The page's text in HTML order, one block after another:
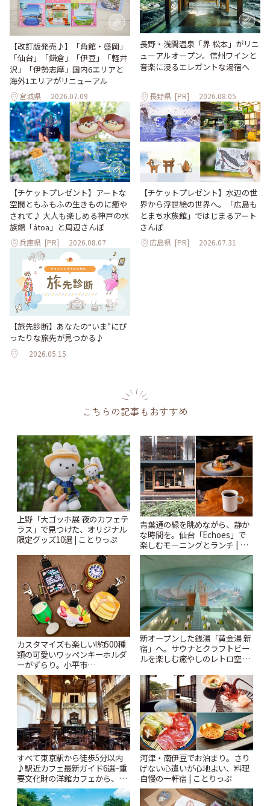
【改訂版発売♪】「角館・盛岡」
「仙台」「鎌倉」「伊豆」「軽井
沢」「伊勢志摩」国内6エリアと
海外1エリアがリニューアル
宮城県 2026.07.09
長野・浅間温泉「界 松本」がリニ
ューアルオープン。信州ワインと
音楽に浸るエレガントな湯宿へ
長野県 [PR] 2026.08.05
【チケットプレゼント】アートな
空間ともふもふの生きものに癒や
されて♪ 大人も楽しめる神戸の水
族館「átoa」と周辺さんぽ
兵庫県 [PR] 2026.08.07
【チケットプレゼント】水辺の世
界から浮世絵の世界へ。「広島も
とまち水族館」ではじまるアート
さんぽ
広島県 [PR] 2026.07.31
【旅先診断】あなたの“いま”にぴ
ったりな旅先が見つかる♪
2026.05.15
こちらの記事もおすすめ
上野「大ゴッホ展 夜のカフェテ
ラス」で見つけた、オリジナル
限定グッズ10選 | ことりっぷ
青葉通の緑を眺めながら、静か
な時間を。仙台「Echoes」で
楽しむモーニングとランチ | こ
とりっぷ
カスタマイズも楽しい!約500種
類の可愛いワッペンキーホルダ
ーがずらり。小平市
「Kimamaya T&K」 | ことりっ
ぷ
新オープンした銭湯「黄金湯 新
宿」へ。サウナとクラフトビー
ルを楽しむ癒やしのレトロ空間
すべて東京駅から徒歩5分以内
♪駅近カフェ最新ガイド6選~重
要文化財の洋館カフェから、改
札すぐのレトロ喫茶まで~ | こと
りっぷ
河津・南伊豆でお泊まり。さり
げない心遣いが心地よい、料理
自慢の一軒宿 | ことりっぷ